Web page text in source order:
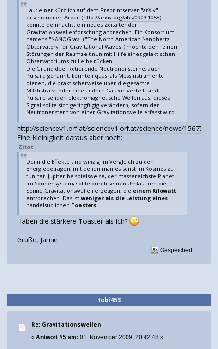
Laut einer kürzlich auf dem Preprintserver "arXiv"
erschienenen Arbeit (http://arxiv.org/abs/0909.1058)
könnte demnächst ein neues Zeitalter der
Gravitationswellenforschung anbrechen. Ein Konsortium
namens "NANOGrav" ("The North American Nanohertz
Observatory for Gravitational Waves") möchte den feinen
Störungen der Raumzeit nun mit Hilfe eines galaktischen
Observatoriums zu Leibe rücken.
Die Grundidee: Rotierende Neutronensterne, auch
Pulsare genannt, könnten quasi als Messinstrumente
dienen, die praktischerweise über die gesamte
Milchstraße oder eine andere Galaxie verteilt sind.
Pulsare senden elektromagnetische Wellen aus, dieses
Signal sollte sich geringfügig verändern, sofern der
Neutronenstern von einer Gravitationswelle erfasst wird.
http://sciencev1.orf.at/sciencev1.orf.at/science/news/
Eine Kleinigkeit daraus aber noch:
Zitat
Denn die Effekte sind winzig im Vergleich zu den
Energiebeträgen, mit denen man es sonst im Kosmos zu
tun hat. Jupiter beispielsweise, der massereichste Planet
im Sonnensystem, sollte durch seinen Umlauf um die
Sonne Gravitationswellen erzeugen, die einem Kilowatt
entsprechen. Das istweniger als die Leistung eines
handelsüblichen Toasters
Haben die stärkere Toaster als ich?
Grüße, Jamie
Gespeichert
tobi453
Re: Gravitationswellen
« Antwort #5 am: 01. November 2009, 20:42:48 »